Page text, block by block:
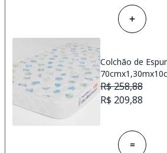
Colchão de
R$ 258,88
R$ 209,88
=